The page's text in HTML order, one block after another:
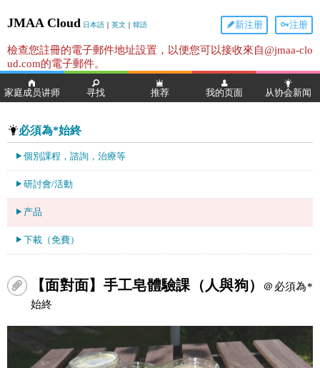
JMAA Cloud 日本語 ｜ 英文 ｜ 韓語 注册
新注册
檢查您註冊的電子郵件地址設置，以便您可以接收來自@jmaa-clo
ud.com的電子郵件。
家庭成员讲师 寻找 推荐 我的页面 从协会新闻
必須為*始終
個別課程，諮詢，治療等
研討會/活動
产品
下載（免費）
【面對面】手工皂體驗課（人與狗）
＠必須為*
始終